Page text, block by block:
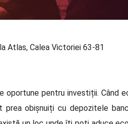
Atlas, Calea Victoriei 63-81
pentru investiții. Când
obișnuiți cu depozitele